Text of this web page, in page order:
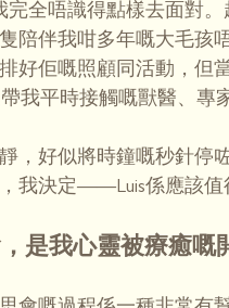
完全唔識得點樣去面對
陪伴我咁多年嘅大毛孩
好佢嘅照顧同活動，但
我平時接觸嘅獸醫、專
，好似將時鐘嘅秒針停
我決定——Luis係應該值
是我心靈被療癒嘅